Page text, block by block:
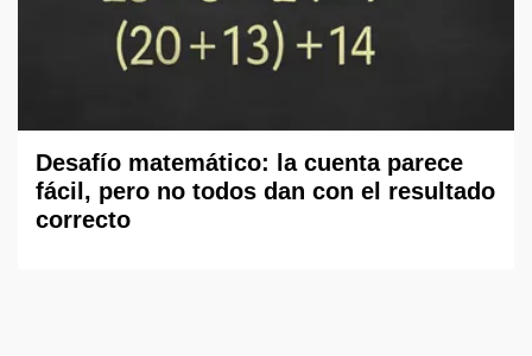
Desafío matemático: la cuenta parece
fácil, pero no todos dan con el resultado
correcto